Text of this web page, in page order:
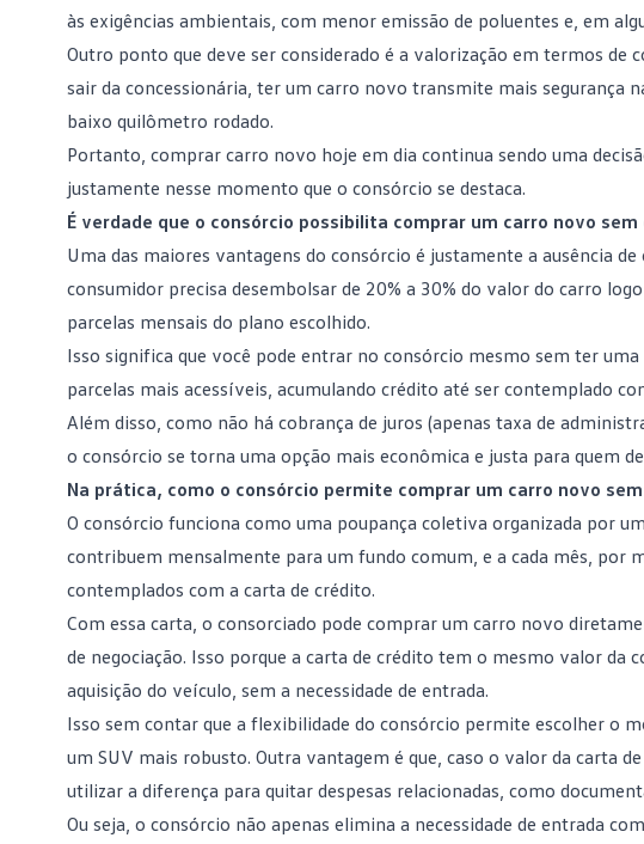
às exigências ambientais, com menor emissão de poluentes e, em
Outro ponto que deve ser considerado é a valorização em termos
sair da concessionária, ter um carro novo transmite mais segurança
baixo quilômetro rodado.
Portanto, comprar carro novo hoje em dia continua sendo uma
justamente nesse momento que o consórcio se destaca.
É verdade que o consórcio possibilita comprar um carro novo sem
Uma das maiores vantagens do consórcio é justamente a ausência
consumidor precisa desembolsar de 20% a 30% do valor do carro
parcelas mensais do plano escolhido.
Isso significa que você pode entrar no consórcio mesmo sem ter
parcelas mais acessíveis, acumulando crédito até ser contemplado
Além disso, como não há cobrança de juros (apenas taxa de
o consórcio se torna uma opção mais econômica e justa para quem
Na prática, como o consórcio permite comprar um carro novo
O consórcio funciona como uma poupança coletiva organizada por
contribuem mensalmente para um fundo comum, e a cada mês, por
contemplados com a carta de crédito.
Com essa carta, o consorciado pode comprar um carro novo
de negociação. Isso porque a carta de crédito tem o mesmo valor
aquisição do veículo, sem a necessidade de entrada.
Isso sem contar que a flexibilidade do consórcio permite escolher o
um SUV mais robusto. Outra vantagem é que, caso o valor da carta
utilizar a diferença para quitar despesas relacionadas, como
Ou seja, o consórcio não apenas elimina a necessidade de entrada